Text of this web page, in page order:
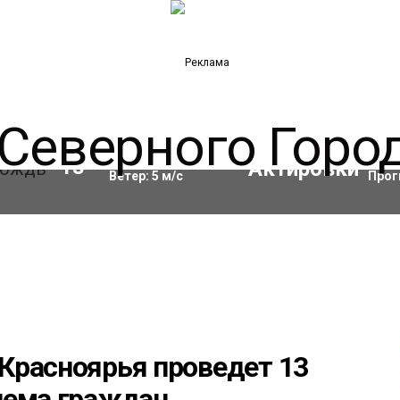
13 °C Влажность:69%
Ветер: 5 м/с
проведет 13